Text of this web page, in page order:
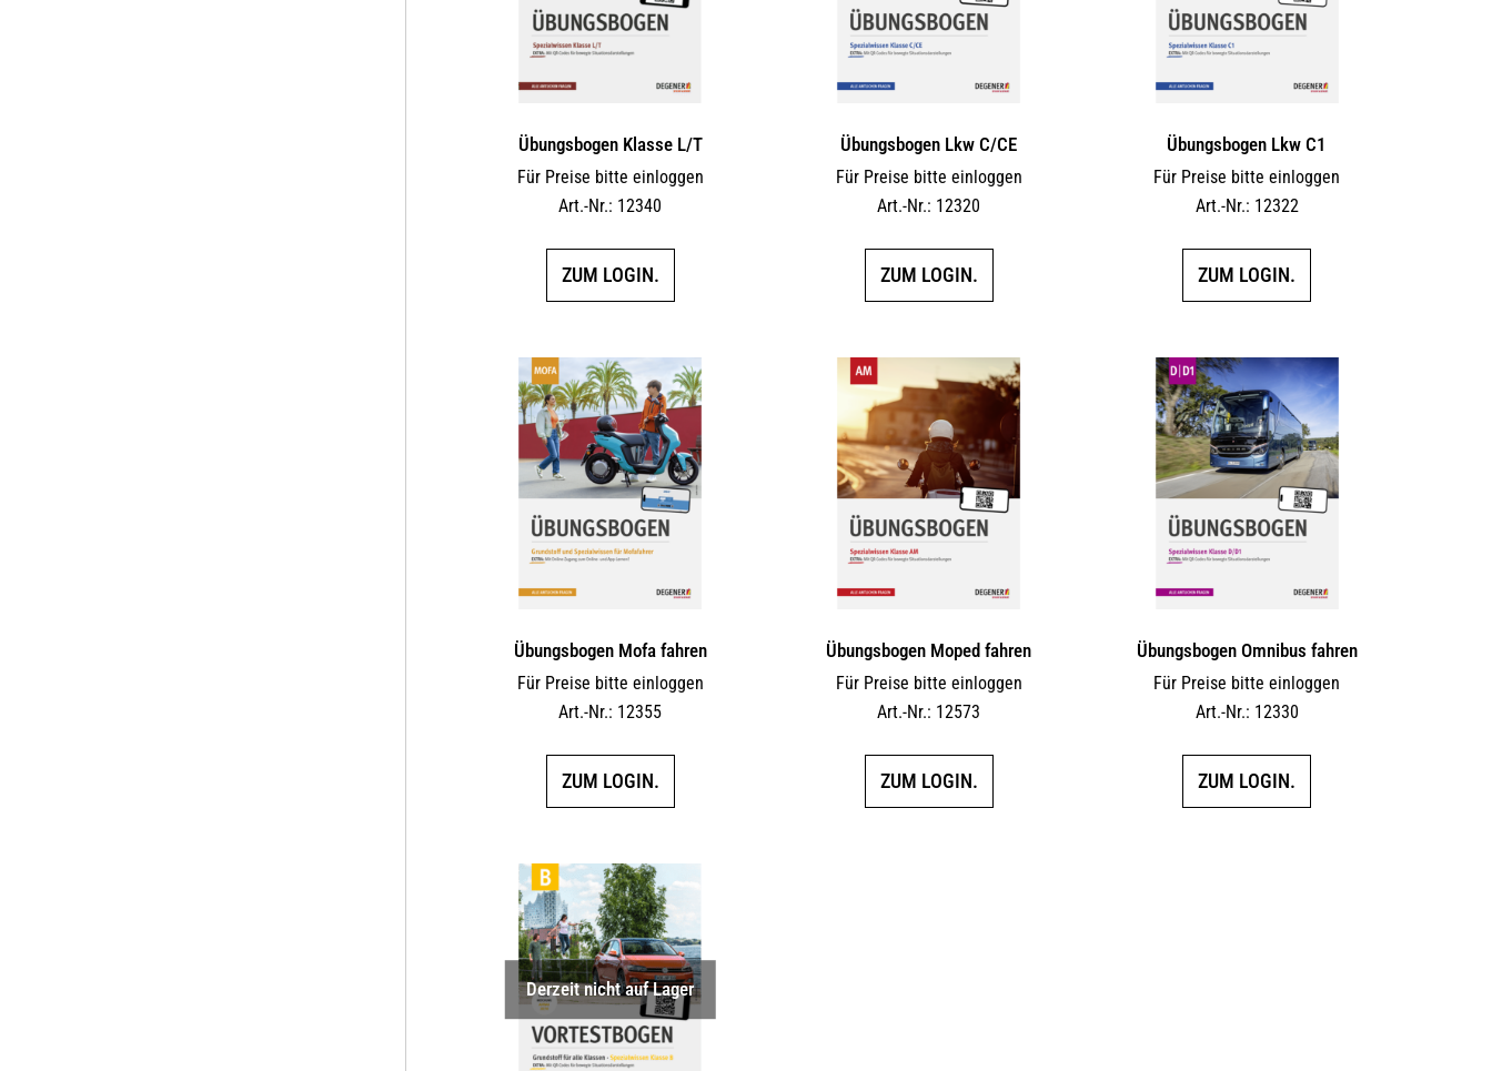
Übungsbogen Klasse L/T
Für Preise bitte einloggen
Art.-Nr.: 12340
ZUM LOGIN.
Übungsbogen Lkw C/CE
Für Preise bitte einloggen
Art.-Nr.: 12320
ZUM LOGIN.
Übungsbogen Lkw C1
Für Preise bitte einloggen
Art.-Nr.: 12322
ZUM LOGIN.
Übungsbogen Mofa fahren
Für Preise bitte einloggen
Art.-Nr.: 12355
ZUM LOGIN.
Übungsbogen Moped fahren
Für Preise bitte einloggen
Art.-Nr.: 12573
ZUM LOGIN.
Übungsbogen Omnibus fahren
Für Preise bitte einloggen
Art.-Nr.: 12330
ZUM LOGIN.
Derzeit nicht auf Lager